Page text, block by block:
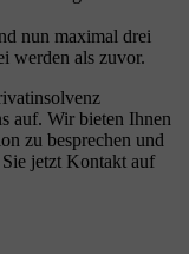
nun maximal drei
werden als zuvor.
auf. Wir bieten Ihnen
zu besprechen und
jetzt Kontakt auf